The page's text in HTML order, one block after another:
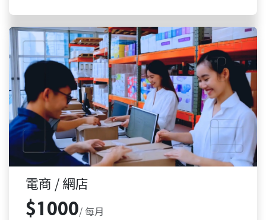
電商 / 網店
$1000/ 每月